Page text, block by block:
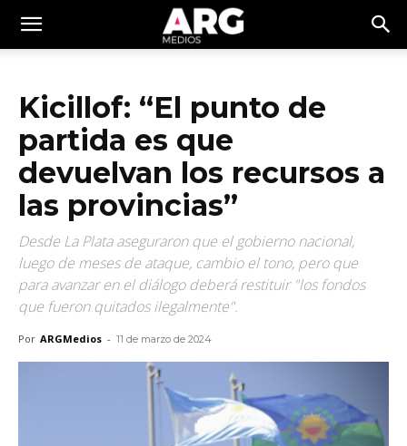
Kicillof: “El punto de
partida es que
devuelvan los recursos a
las provincias”
Desde La Plata aseguraron que el gobierno nacional,
luego de meses de ataque, cambio el tono, pero que
para avanzar en el diálogo deberá restituir "los fondos
que fueron quitados ilegalmente".
Por ARGMedios - 11 de marzo de 2024